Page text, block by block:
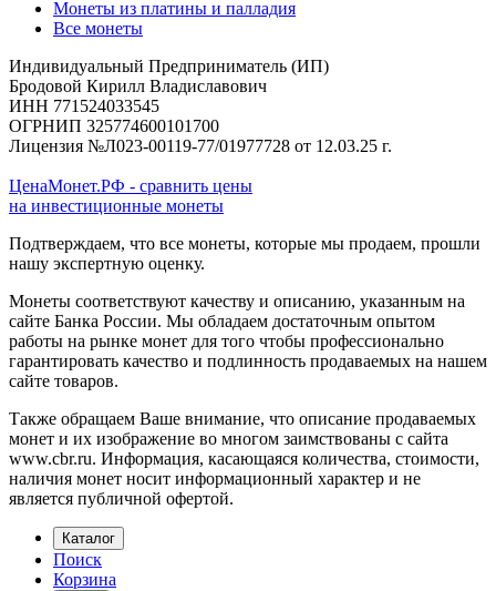
Монеты из платины и палладия
Все монеты
Индивидуальный Предприниматель (ИП)
Бродовой Кирилл Владиславович
ИНН 771524033545
ОГРНИП 325774600101700
Лицензия №Л023-00119-77/01977728 от 12.03.25 г.
ЦенаМонет.РФ - сравнить цены
на инвестиционные монеты
Подтверждаем, что все монеты, которые мы продаем, прошли
нашу экспертную оценку.
Монеты соответствуют качеству и описанию, указанным на
сайте Банка России. Мы обладаем достаточным опытом
работы на рынке монет для того чтобы профессионально
гарантировать качество и подлинность продаваемых на нашем
сайте товаров.
Также обращаем Ваше внимание, что описание продаваемых
монет и их изображение во многом заимствованы с сайта
www.cbr.ru. Информация, касающаяся количества, стоимости,
наличия монет носит информационный характер и не
является публичной офертой.
Каталог
Поиск
Корзина